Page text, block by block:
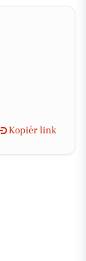
Kopiér link